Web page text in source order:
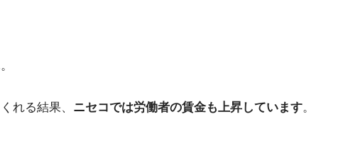
れる結果、 ニセコでは労働者の賃金も上昇しています。